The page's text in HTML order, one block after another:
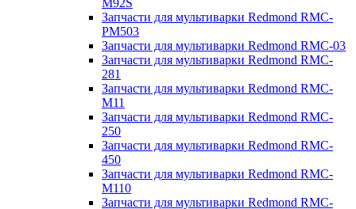
M92S
Запчасти для мультиварки Redmond RMC-
PM503
Запчасти для мультиварки Redmond RMC-03
Запчасти для мультиварки Redmond RMC-
281
Запчасти для мультиварки Redmond RMC-
M11
Запчасти для мультиварки Redmond RMC-
250
Запчасти для мультиварки Redmond RMC-
450
Запчасти для мультиварки Redmond RMC-
M110
Запчасти для мультиварки Redmond RMC-